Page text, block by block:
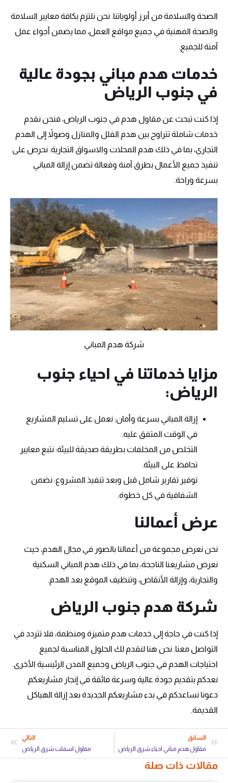
الصحة والسلامة من أبرز أولوياتنا. نحن نلتزم بكافة معايير السلامة
والصحة المهنية في جميع مواقع العمل، مما يضمن أجواء عمل
آمنة للجميع.
خدمات هدم مباني بجودة عالية
في جنوب الرياض
إذا كنت تبحث عن مقاول هدم في جنوب الرياض، فنحن نقدم
خدمات شاملة تتراوح بين هدم الفلل والمنازل وصولاً إلى الهدم
التجاري، بما في ذلك هدم المحلات والاسواق التجارية. نحرص على
تنفيذ جميع الأعمال بطرق آمنة وفعالة تضمن إزالة المباني
بسرعة وراحة.
شركة هدم المباني
مزايا خدماتنا في احياء جنوب
الرياض:
إزالة المباني بسرعة وأمان: نعمل على تسليم المشاريع
في الوقت المتفق عليه.
التخلص من المخلفات بطريقة صديقة للبيئة: نتبع معايير
تحافظ على البيئة.
توفير تقارير شامل قبل وبعد تنفيذ المشروع: نضمن
الشفافية في كل خطوة.
عرض أعمالنا
نحن نعرض مجموعة من أعمالنا بالصور في مجال الهدم، حيث
نعرض مشاريعنا الناجحة، بما في ذلك هدم المباني السكنية
والتجارية، وإزالة الأنقاض، وتنظيف الموقع بعد الهدم.
شركة هدم جنوب الرياض
إذا كنت في حاجة إلى خدمات هدم متميزة ومنظمة، فلا تتردد في
التواصل معنا. نحن هنا لنقدم لك الحلول المناسبة لجميع
احتياجات الهدم في جنوب الرياض وجميع المدن الرئيسية الأخرى.
نعدكم بتقديم جودة عالية وسرعة فائقة في إنجاز مشاريعكم.
دعونا نساعدكم في بدء مشاريعكم الجديدة بعد إزالة الهياكل
القديمة.
السابق
مقاول هدم مباني احياء شرق الرياض
التالي
مقاول اسفلت شرق الرياض
مقالات ذات صلة